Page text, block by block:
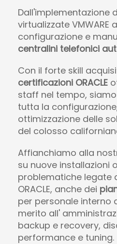
Dall'implementazione
virtualizzate VMWARE
configurazione e
centralini telefonici
Con il forte skill
certificazioni ORACLE
staff nel tempo,
tutta la
ottimizzazione delle
del colosso
Affianchiamo alla
su nuove installazioni
problematiche legate
ORACLE, anche dei
per personale interno
merito all'
backup e recovery,
performance e tuning.